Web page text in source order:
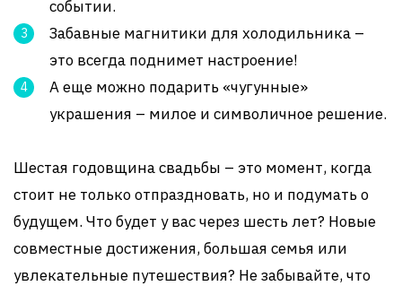
событии.
Забавные магнитики для холодильника –
это всегда поднимет настроение!
А еще можно подарить «чугунные»
украшения – милое и символичное решение.
Шестая годовщина свадьбы – это момент, когда
стоит не только отпраздновать, но и подумать о
будущем. Что будет у вас через шесть лет? Новые
совместные достижения, большая семья или
увлекательные путешествия? Не забывайте, что